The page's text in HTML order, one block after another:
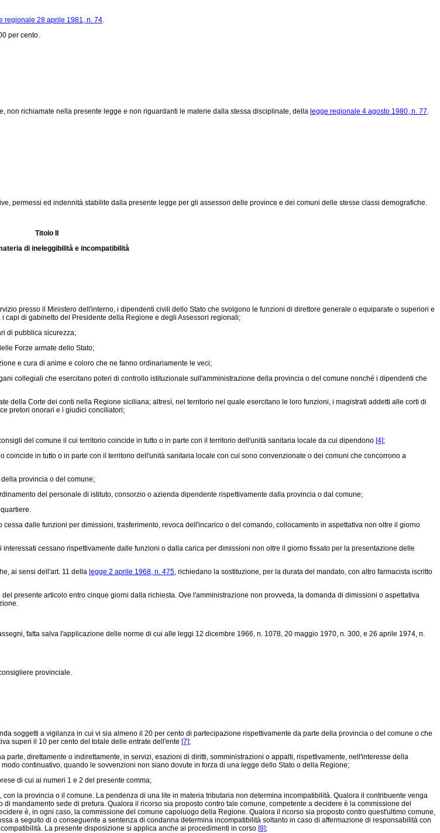
regionale 28 aprile 1981, n. 74.
per cento.
richiamate nella presente legge e non riguardanti le materie dalla stessa disciplinate, della legge regionale 4 agosto 1980, n. 77.
permessi ed indennità stabilite dalla presente legge per gli assessori delle province e dei comuni delle stesse classi demografiche.
Titolo II
di ineleggibilità e incompatibilità
presso il Ministero dell'interno, i dipendenti civili dello Stato che svolgono le funzioni di direttore generale o equiparate o superiori e
di gabinetto del Presidente della Regione e degli Assessori regionali;
di pubblica sicurezza;
Forze armate dello Stato;
e cura di anime e coloro che ne fanno ordinariamente le veci;
collegiali che esercitano poteri di controllo istituzionale sull'amministrazione della provincia o del comune nonché i dipendenti che
Corte dei conti nella Regione siciliana; altresì, nel territorio nel quale esercitano le loro funzioni, i magistrati addetti alle corti di
pretori onorari e i giudici conciliatori;
del comune il cui territorio coincide in tutto o in parte con il territorio dell'unità sanitaria locale da cui dipendono [4];
in tutto o in parte con il territorio dell'unità sanitaria locale con cui sono convenzionate o dei comuni che concorrono a
provincia o del comune;
del personale di istituto, consorzio o azienda dipendente rispettivamente dalla provincia o dal comune;
dalle funzioni per dimissioni, trasferimento, revoca dell'incarico o del comando, collocamento in aspettativa non oltre il giorno
cessano rispettivamente dalle funzioni o dalla carica per dimissioni non oltre il giorno fissato per la presentazione delle
ai sensi dell'art. 11 della legge 2 aprile 1968, n. 475, richiedano la sostituzione, per la durata del mandato, con altro farmacista iscritto
presente articolo entro cinque giorni dalla richiesta. Ove l'amministrazione non provveda, la domanda di dimissioni o aspettativa
fatta salva l'applicazione delle norme di cui alle leggi 12 dicembre 1966, n. 1078, 20 maggio 1970, n. 300, e 26 aprile 1974, n.
provinciale.
soggetti a vigilanza in cui vi sia almeno il 20 per cento di partecipazione rispettivamente da parte della provincia o del comune o che
superi il 10 per cento del totale delle entrate dell'ente [7];
direttamente o indirettamente, in servizi, esazioni di diritti, somministrazioni o appalti, rispettivamente, nell'interesse della
continuativo, quando le sovvenzioni non siano dovute in forza di una legge dello Stato o della Regione;
di cui ai numeri 1 e 2 del presente comma;
la provincia o il comune. La pendenza di una lite in materia tributaria non determina incompatibilità. Qualora il contribuente venga
mandamento sede di pretura. Qualora il ricorso sia proposto contro tale comune, competente a decidere è la commissione del
è, in ogni caso, la commissione del comune capoluogo della Regione. Qualora il ricorso sia proposto contro quest'ultimo comune,
a seguito di o conseguente a sentenza di condanna determina incompatibilità soltanto in caso di affermazione di responsabilità con
La presente disposizione si applica anche ai procedimenti in corso [8];